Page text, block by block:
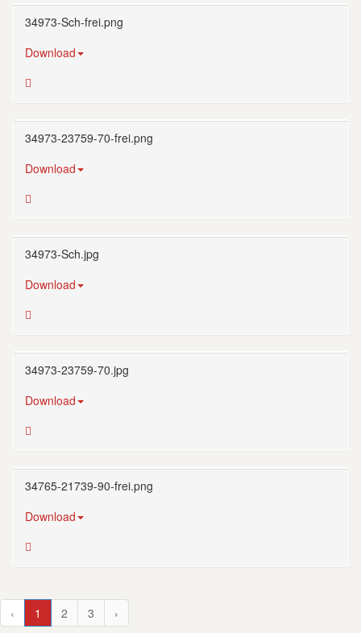
34973-Sch-frei.png
Download
34973-23759-70-frei.png
Download
34973-Sch.jpg
Download
34973-23759-70.jpg
Download
34765-21739-90-frei.png
Download
‹ 1 2 3 ›